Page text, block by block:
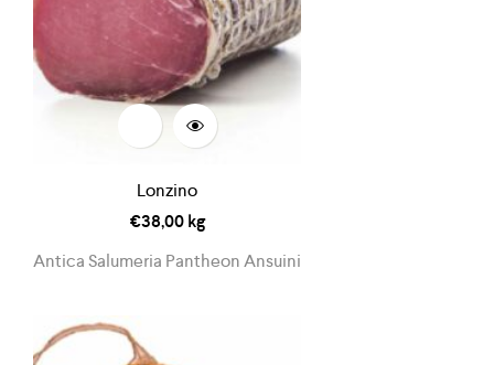
Lonzino
€38,00kg
Antica Salumeria Pantheon Ansuini